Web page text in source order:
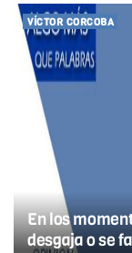
VÍCTOR CORCOBA
En los
desgaja o se